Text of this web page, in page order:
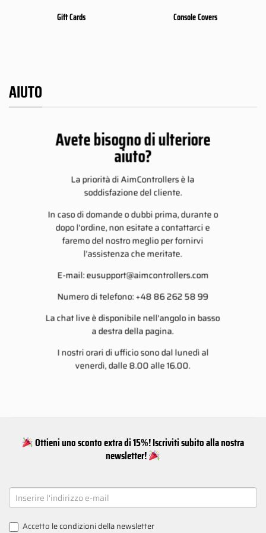
Gift Cards Console Covers
AIUTO
Avete bisogno di ulteriore
aiuto?
La priorità di AimControllers è la
soddisfazione del cliente.
In caso di domande o dubbi prima, durante o
dopo l'ordine, non esitate a contattarci e
faremo del nostro meglio per fornirvi
l'assistenza che meritate.
E-mail:eusupport@aimcontrollers.com
Numero di telefono: +48 86 262 58 99
La chat live è disponibile nell'angolo in basso
a destra della pagina.
I nostri orari di ufficio sono dal lunedì al
venerdì, dalle 8.00 alle 16.00.
Ottieni uno sconto extra di 15%! Iscriviti subito alla nostra
newsletter!
NEWSLETTER
SIGNUP
Accetto le condizioni della newsletter